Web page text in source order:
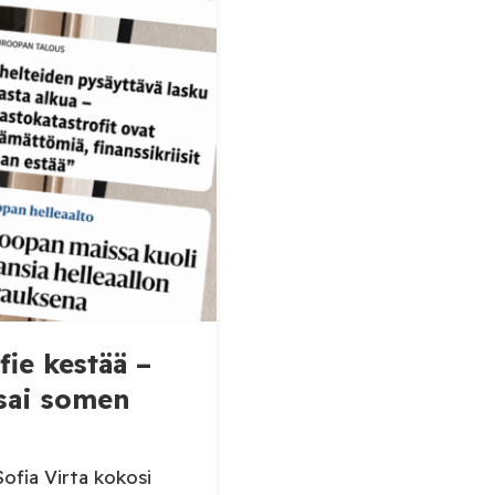
Kuinka
ja
kestää –
somen
Virta kokosi